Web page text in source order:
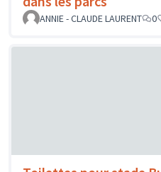
ANNIE - CLAUDE LAURENT
0